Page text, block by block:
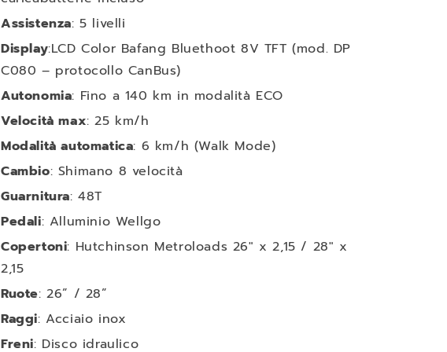
Assistenza: 5 livelli
Display:LCD Color Bafang Bluethoot 8V TFT (mod. DP
C080 – protocollo CanBus)
Autonomia: Fino a 140 km in modalità ECO
Velocità max: 25 km/h
Modalità automatica: 6 km/h (Walk Mode)
Cambio: Shimano 8 velocità
Guarnitura: 48T
Pedali: Alluminio Wellgo
Copertoni: Hutchinson Metroloads 26″ x 2,15 / 28″ x
2,15
Ruote: 26” / 28”
Raggi: Acciaio inox
Freni: Disco idraulico